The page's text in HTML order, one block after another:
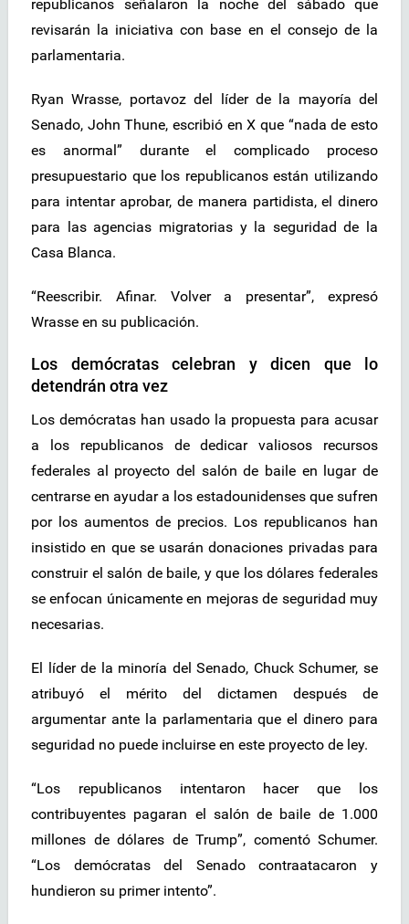
republicanos señalaron la noche del sábado que
revisarán la iniciativa con base en el consejo de la
parlamentaria.
Ryan Wrasse, portavoz del líder de la mayoría del
Senado, John Thune, escribió en X que “nada de esto
es anormal” durante el complicado proceso
presupuestario que los republicanos están utilizando
para intentar aprobar, de manera partidista, el dinero
para las agencias migratorias y la seguridad de la
Casa Blanca.
“Reescribir. Afinar. Volver a presentar”, expresó
Wrasse en su publicación.
Los demócratas celebran y dicen que lo
detendrán otra vez
Los demócratas han usado la propuesta para acusar
a los republicanos de dedicar valiosos recursos
federales al proyecto del salón de baile en lugar de
centrarse en ayudar a los estadounidenses que sufren
por los aumentos de precios. Los republicanos han
insistido en que se usarán donaciones privadas para
construir el salón de baile, y que los dólares federales
se enfocan únicamente en mejoras de seguridad muy
necesarias.
El líder de la minoría del Senado, Chuck Schumer, se
atribuyó el mérito del dictamen después de
argumentar ante la parlamentaria que el dinero para
seguridad no puede incluirse en este proyecto de ley.
“Los republicanos intentaron hacer que los
contribuyentes pagaran el salón de baile de 1.000
millones de dólares de Trump”, comentó Schumer.
“Los demócratas del Senado contraatacaron y
hundieron su primer intento”.